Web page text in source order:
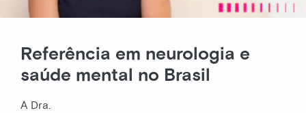
Referência em neurologia e
saúde mental no Brasil
A Dra.